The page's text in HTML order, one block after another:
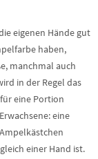
eigenen Hände gut
haben,
manchmal auch
in der Regel das
eine Portion
eine
einer Hand ist.